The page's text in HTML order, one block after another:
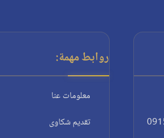
روابط مهمة:
معلومات عنا
تقديم شكاوى